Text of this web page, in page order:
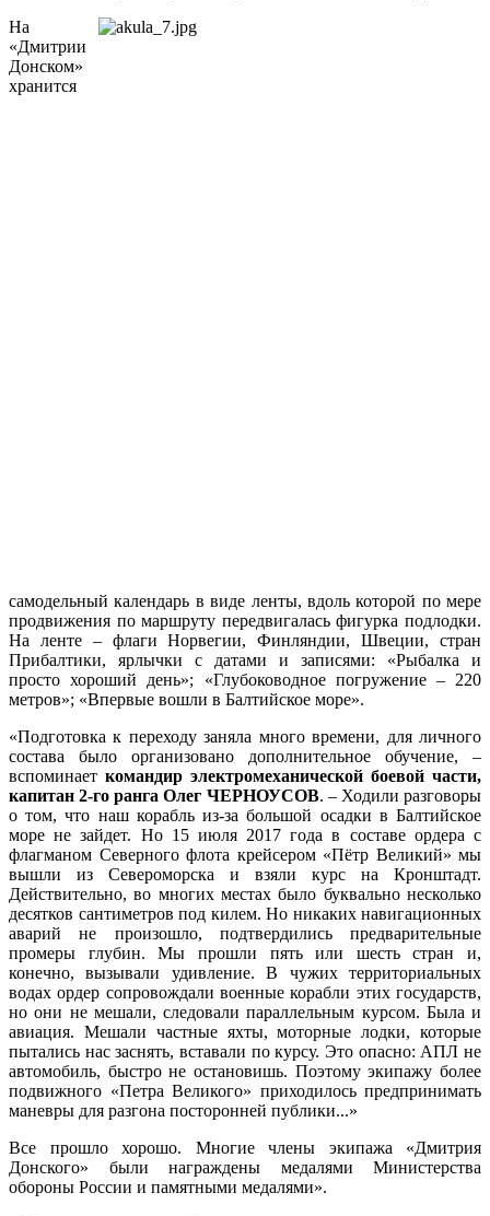
На
«Дмитрии
Донском»
хранится
самодельный календарь в виде ленты, вдоль которой по мере
продвижения по маршруту передвигалась фигурка подлодки.
На ленте – флаги Норвегии, Финляндии, Швеции, стран
Прибалтики, ярлычки с датами и записями: «Рыбалка и
просто хороший день»; «Глубоководное погружение – 220
метров»; «Впервые вошли в Балтийское море».
«Подготовка к переходу заняла много времени, для личного
состава было организовано дополнительное обучение, –
вспоминает командир электромеханической боевой части,
капитан 2-го ранга Олег ЧЕРНОУСОВ. – Ходили разговоры
о том, что наш корабль из-за большой осадки в Балтийское
море не зайдет. Но 15 июля 2017 года в составе ордера с
флагманом Северного флота крейсером «Пётр Великий» мы
вышли из Североморска и взяли курс на Кронштадт.
Действительно, во многих местах было буквально несколько
десятков сантиметров под килем. Но никаких навигационных
аварий не произошло, подтвердились предварительные
промеры глубин. Мы прошли пять или шесть стран и,
конечно, вызывали удивление. В чужих территориальных
водах ордер сопровождали военные корабли этих государств,
но они не мешали, следовали параллельным курсом. Была и
авиация. Мешали частные яхты, моторные лодки, которые
пытались нас заснять, вставали по курсу. Это опасно: АПЛ не
автомобиль, быстро не остановишь. Поэтому экипажу более
подвижного «Петра Великого» приходилось предпринимать
маневры для разгона посторонней публики...»
Все прошло хорошо. Многие члены экипажа «Дмитрия
Донского» были награждены медалями Министерства
обороны России и памятными медалями».